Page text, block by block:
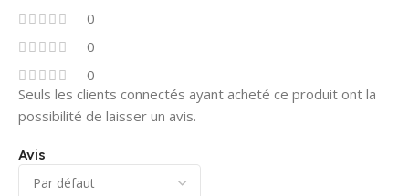
0
0
0
Avis
Seuls les clients connectés ayant acheté ce produit ont la
possibilité de laisser un avis.